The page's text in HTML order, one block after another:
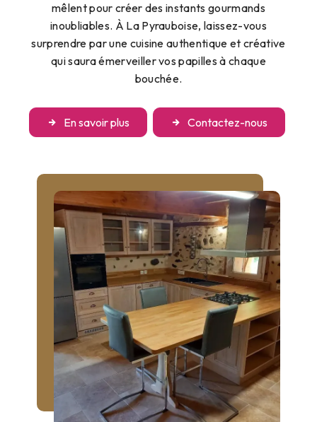
mêlent pour créer des instants gourmands
inoubliables. À La Pyrauboise, laissez-vous
surprendre par une cuisine authentique et créative
qui saura émerveiller vos papilles à chaque
bouchée.
En savoir plus Contactez-nous